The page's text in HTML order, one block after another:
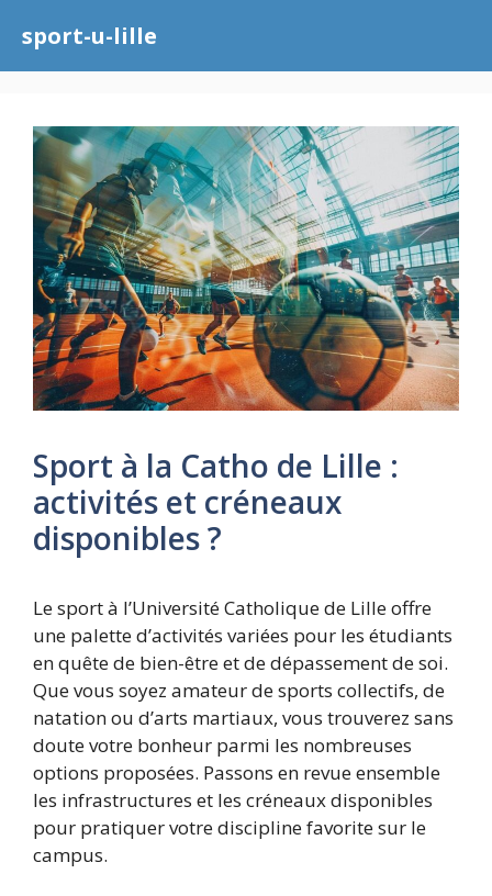
contenu
sport-u-lille
Sport à la Catho de Lille :
activités et créneaux
disponibles ?
Le sport à l’Université Catholique de Lille offre
une palette d’activités variées pour les étudiants
en quête de bien-être et de dépassement de soi.
Que vous soyez amateur de sports collectifs, de
natation ou d’arts martiaux, vous trouverez sans
doute votre bonheur parmi les nombreuses
options proposées. Passons en revue ensemble
les infrastructures et les créneaux disponibles
pour pratiquer votre discipline favorite sur le
campus.